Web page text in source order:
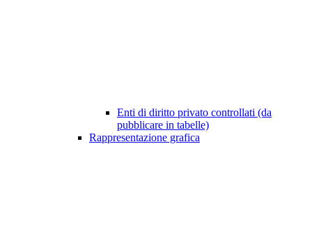
Enti di diritto privato controllati (da
pubblicare in tabelle)
Rappresentazione grafica